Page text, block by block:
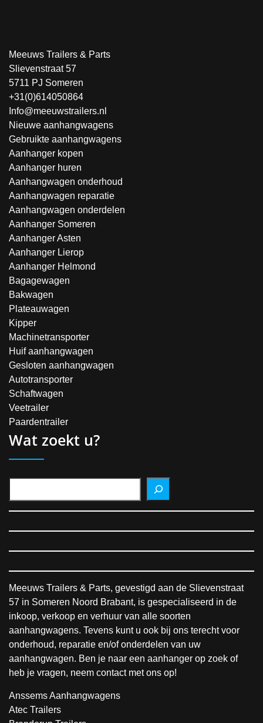
Meeuws Trailers & Parts
Slievenstraat 57
5711 PJ Someren
+31(0)614050864
Info@meeuwstrailers.nl
Nieuwe aanhangwagens
Gebruikte aanhangwagens
Aanhanger kopen
Aanhanger huren
Aanhangwagen onderhoud
Aanhangwagen reparatie
Aanhangwagen onderdelen
Aanhanger Someren
Aanhanger Asten
Aanhanger Lierop
Aanhanger Helmond
Bagagewagen
Bakwagen
Plateauwagen
Kipper
Machinetransporter
Huif aanhangwagen
Gesloten aanhangwagen
Autotransporter
Schaftwagen
Veetrailer
Paardentrailer
Wat zoekt u?
Meeuws Trailers & Parts, gevestigd aan de Slievenstraat
57 in Someren Noord Brabant, is gespecialiseerd in de
inkoop, verkoop en verhuur van alle soorten
aanhangwagens. Tevens kunt u ook bij ons terecht voor
onderhoud, reparatie en/of onderdelen van uw
aanhangwagen. Ben je naar een aanhanger op zoek of
heb je vragen, neem contact met ons op!
Anssems Aanhangwagens
Atec Trailers